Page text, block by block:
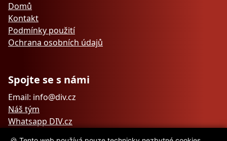
Domů
Kontakt
Podmínky použití
Ochrana osobních údajů
Spojte se s námi
Email: info@div.cz
Náš tým
Whatsapp DIV.cz